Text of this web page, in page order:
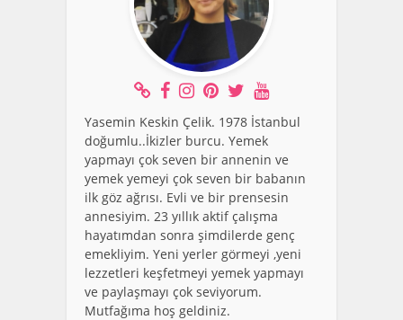
Yasemin Keskin Çelik. 1978 İstanbul
doğumlu..İkizler burcu. Yemek
yapmayı çok seven bir annenin ve
yemek yemeyi çok seven bir babanın
ilk göz ağrısı. Evli ve bir prensesin
annesiyim. 23 yıllık aktif çalışma
hayatımdan sonra şimdilerde genç
emekliyim. Yeni yerler görmeyi ,yeni
lezzetleri keşfetmeyi yemek yapmayı
ve paylaşmayı çok seviyorum.
Mutfağıma hoş geldiniz.